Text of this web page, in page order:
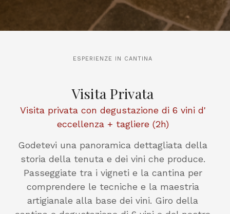
ESPERIENZE IN CANTINA
Visita Privata
Visita privata con degustazione di 6 vini d'
eccellenza + tagliere (2h)
Godetevi una panoramica dettagliata della
storia della tenuta e dei vini che produce.
Passeggiate tra i vigneti e la cantina per
comprendere le tecniche e la maestria
artigianale alla base dei vini. Giro della